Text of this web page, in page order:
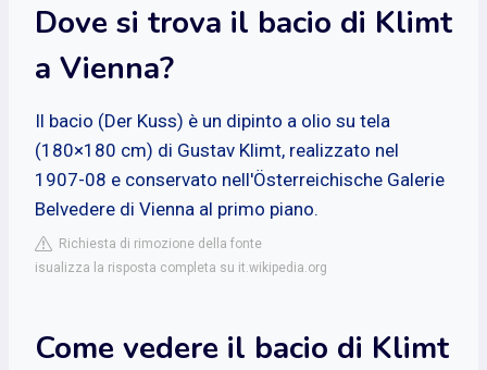
Dove si trova il bacio di Klimt
a Vienna?
Il bacio (Der Kuss) è un dipinto a olio su tela
(180×180 cm) di Gustav Klimt, realizzato nel
1907-08 e conservato nell'Österreichische Galerie
Belvedere di Vienna al primo piano.
Richiesta di rimozione della fonte
isualizza la risposta completa su it.wikipedia.org
Come vedere il bacio di Klimt